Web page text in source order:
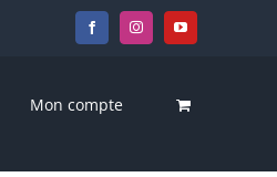
FacebookInstagramYouTube
Mon compte